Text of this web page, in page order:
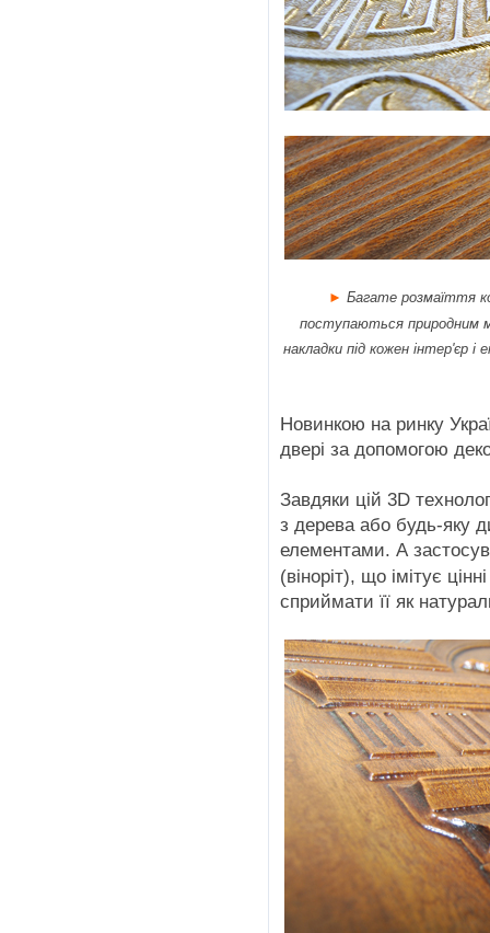
► Багате розмаїття
поступаються природним
накладки під кожен інтер'єр
Новинкою на ринку
двері за допомогою
Завдяки цій 3D
з дерева або будь-яку
елементами. А
(віноріт), що імітує
сприймати її як